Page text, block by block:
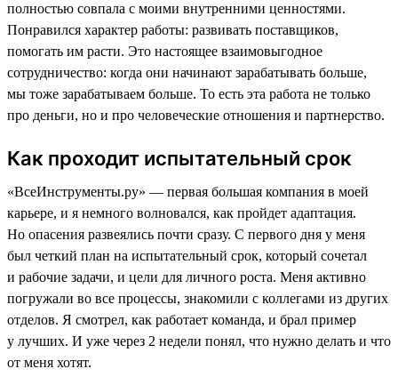
полностью совпала с моими внутренними ценностями.
Понравился характер работы: развивать поставщиков,
помогать им расти. Это настоящее взаимовыгодное
сотрудничество: когда они начинают зарабатывать больше,
мы тоже зарабатываем больше. То есть эта работа не только
про деньги, но и про человеческие отношения и партнерство.
Как проходит испытательный срок
«ВсеИнструменты.ру» — первая большая компания в моей
карьере, и я немного волновался, как пройдет адаптация.
Но опасения развеялись почти сразу. С первого дня у меня
был четкий план на испытательный срок, который сочетал
и рабочие задачи, и цели для личного роста. Меня активно
погружали во все процессы, знакомили с коллегами из других
отделов. Я смотрел, как работает команда, и брал пример
у лучших. И уже через 2 недели понял, что нужно делать и что
от меня хотят.